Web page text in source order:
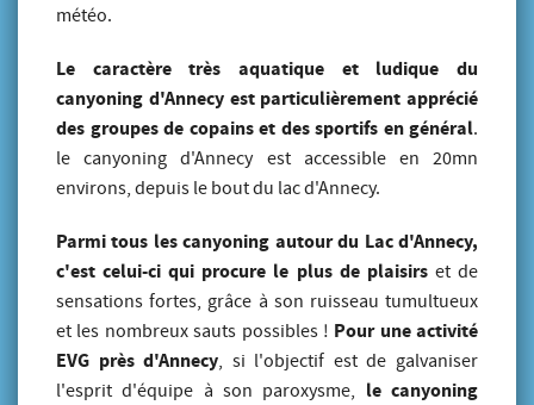
météo.
Le caractère très aquatique et ludique du
canyoning d'Annecy est particulièrement apprécié
des groupes de copains et des sportifs en général.
le canyoning d'Annecy est accessible en 20mn
environs, depuis le bout du lac d'Annecy.
Parmi tous les canyoning autour du Lac d'Annecy,
c'est celui-ci qui procure le plus de plaisirset de
sensations fortes, grâce à son ruisseau tumultueux
et les nombreux sauts possibles ! Pour une activité
EVG près d'Annecy, si l'objectif est de galvaniser
l'esprit d'équipe à son paroxysme, le canyoning